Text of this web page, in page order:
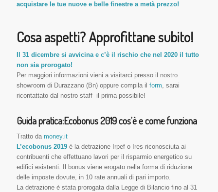
acquistare le tue nuove e belle finestre a metà prezzo!
Cosa aspetti? Approfittane subito!
Il 31 dicembre si avvicina e c’è il rischio che nel 2020 il tutto
non sia prorogato!
Per maggiori informazioni vieni a visitarci presso il nostro
showroom di Durazzano (Bn) oppure compila il form, sarai
ricontattato dal nostro staff il prima possibile!
Guida pratica:Ecobonus 2019 cos’è e come funziona
Tratto da money.it
L’ecobonus 2019è la detrazione Irpef o Ires riconosciuta ai
contribuenti che effettuano lavori per il risparmio energetico su
edifici esistenti. Il bonus viene erogato nella forma di riduzione
delle imposte dovute, in 10 rate annuali di pari importo.
La detrazione è stata prorogata dalla Legge di Bilancio fino al 31